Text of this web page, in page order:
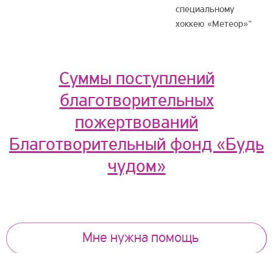
специальному
хоккею «Метеор»”
Суммы поступлений
благотворительных
пожертвований
Благотворительный фонд «Будь
чудом»
Мне нужна помощь